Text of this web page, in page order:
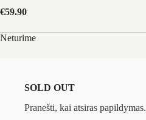
€59.90
Neturime
SOLD OUT
Pranešti, kai atsiras papildymas.